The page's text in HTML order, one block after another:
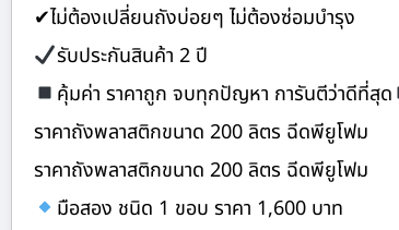
✔ไม่ต้องเปลี่ยนถังบ่อยๆ ไม่ต้องซ่อมบำรุง
รับประกันสินค้า 2 ปี
คุ้มค่า ราคาถูก จบทุกปัญหา การันตีว่าดีที่สุด
ราคาถังพลาสติกขนาด 200 ลิตร ฉีดพียูโฟม
ราคาถังพลาสติกขนาด 200 ลิตร ฉีดพียูโฟม
มือสอง ชนิด 1 ขอบ ราคา 1,600 บาท